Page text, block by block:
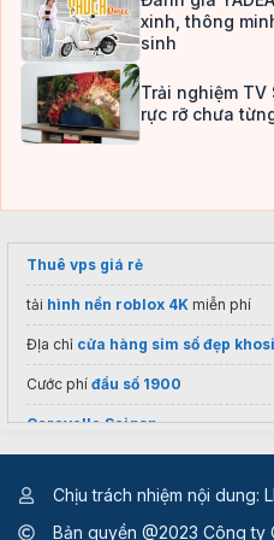
xinh, thông
sinh
Trải nghiệm TV
rực rỡ chưa
Thuê vps giá rẻ
tải hình nền roblox 4K miễn phí
ĐỊa chỉ cửa hàng sim số đẹp
Cước phí đầu số 1900
Caravelle Saigon
Chịu trách nhiệm nội dung:
Bản quyền @2023 Công ty